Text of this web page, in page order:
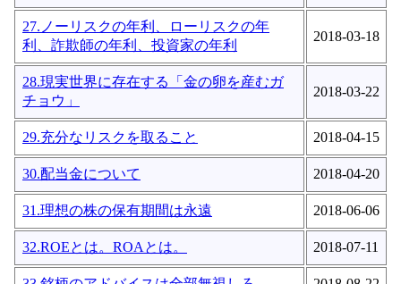
27.ノーリスクの年利、ローリスクの年
利、詐欺師の年利、投資家の年利
2018-03-18
28.現実世界に存在する「金の卵を産むガ
チョウ」
2018-03-22
29.充分なリスクを取ること 2018-04-15
30.配当金について 2018-04-20
31.理想の株の保有期間は永遠 2018-06-06
32.ROEとは。ROAとは。 2018-07-11